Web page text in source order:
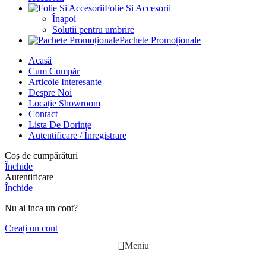
Folie Si Accesorii
Înapoi
Solutii pentru umbrire
Pachete Promoționale
Acasă
Cum Cumpăr
Articole Interesante
Despre Noi
Locație Showroom
Contact
Lista De Dorințe
Autentificare / Înregistrare
Coș de cumpărături
Închide
Autentificare
Închide
Nu ai inca un cont?
Creați un cont
Meniu